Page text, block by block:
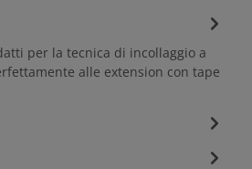
per la tecnica di incollaggio a
alle extension con tape